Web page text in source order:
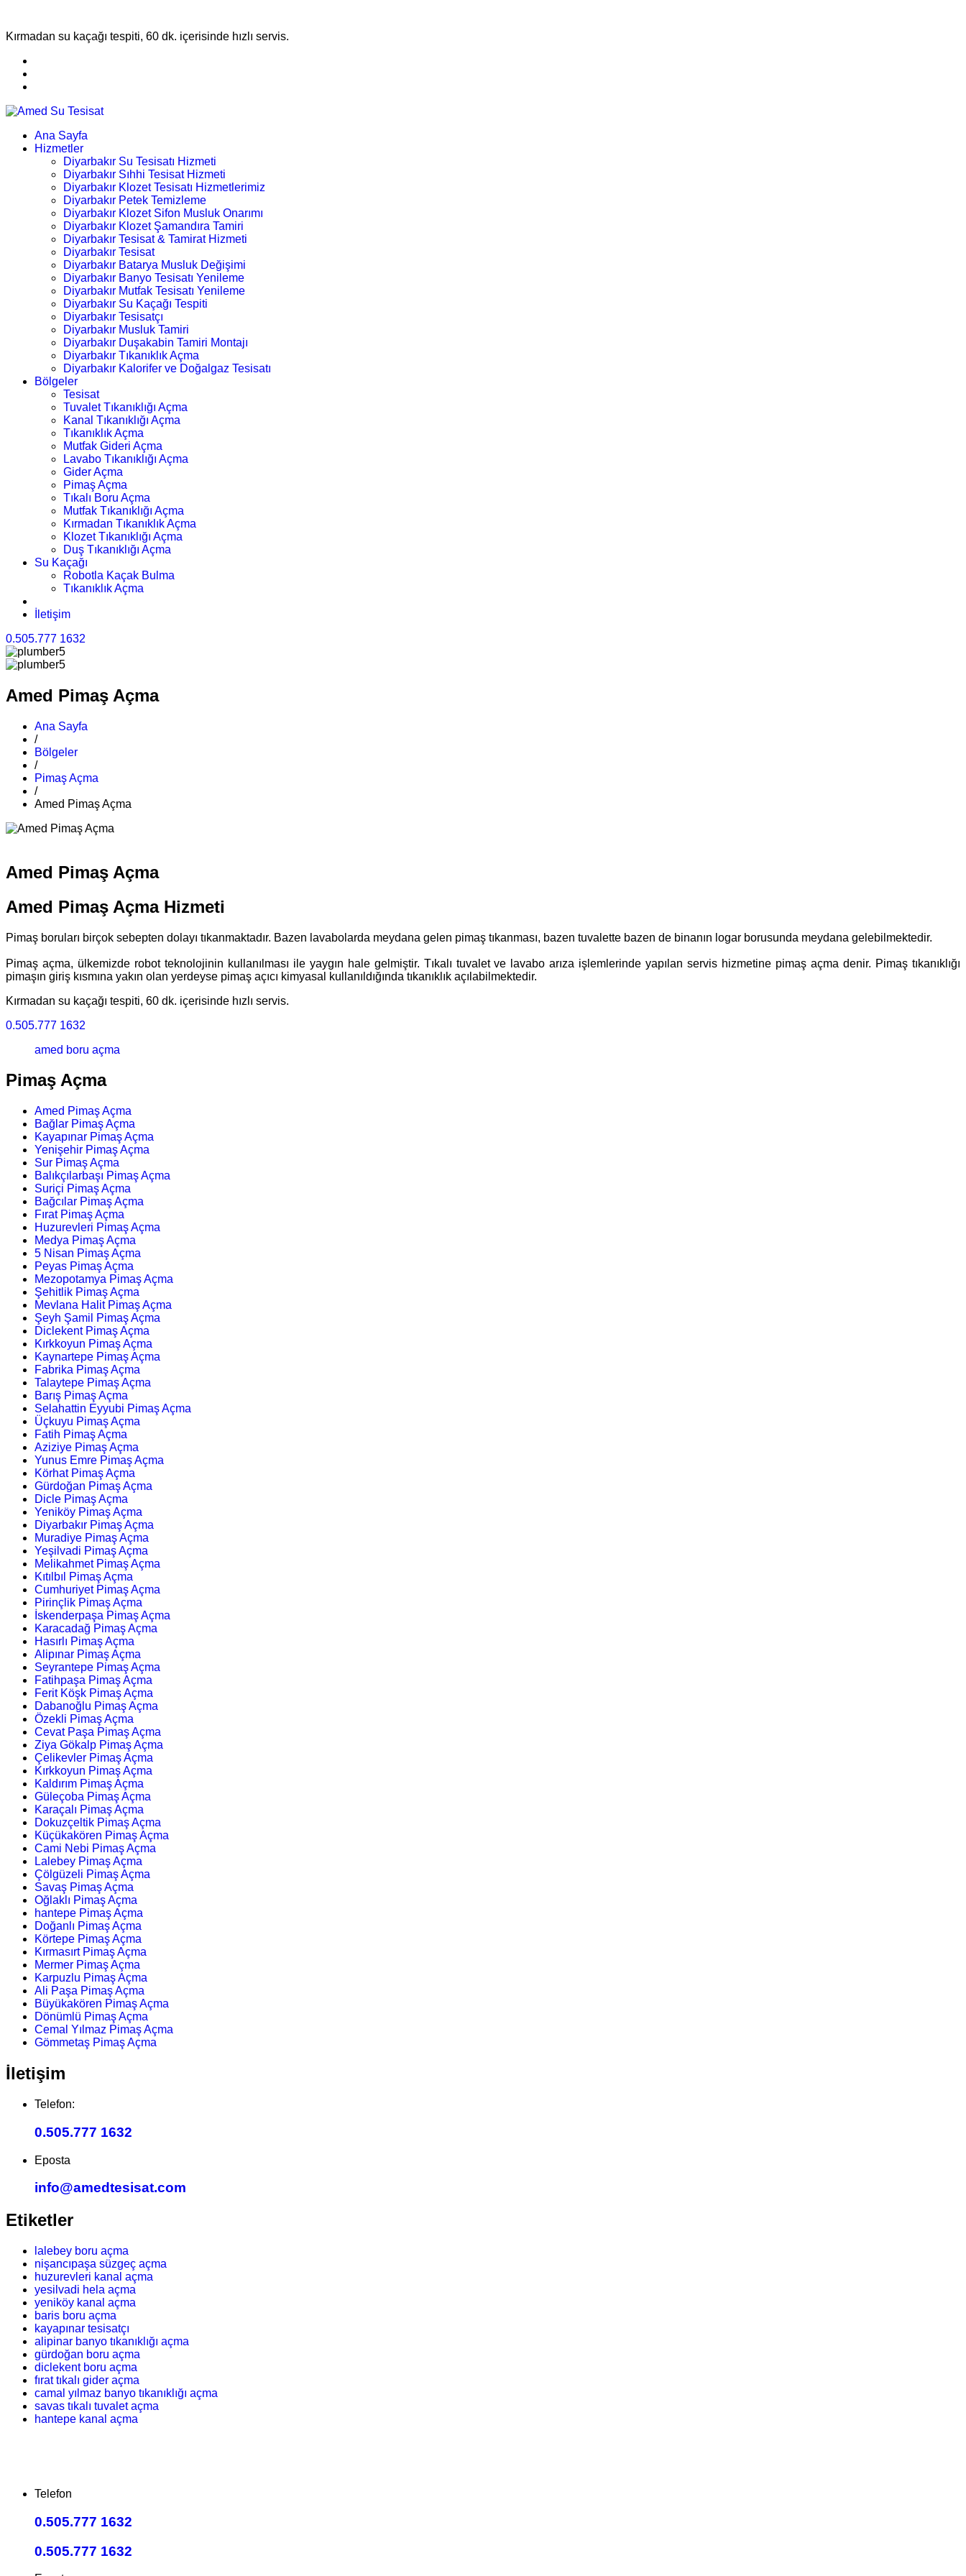
Kırmadan su kaçağı tespiti, 60 dk. içerisinde hızlı servis.
Ana Sayfa
Hizmetler
Diyarbakır Su Tesisatı Hizmeti
Diyarbakır Sıhhi Tesisat Hizmeti
Diyarbakır Klozet Tesisatı Hizmetlerimiz
Diyarbakır Petek Temizleme
Diyarbakır Klozet Sifon Musluk Onarımı
Diyarbakır Klozet Şamandıra Tamiri
Diyarbakır Tesisat & Tamirat Hizmeti
Diyarbakır Tesisat
Diyarbakır Batarya Musluk Değişimi
Diyarbakır Banyo Tesisatı Yenileme
Diyarbakır Mutfak Tesisatı Yenileme
Diyarbakır Su Kaçağı Tespiti
Diyarbakır Tesisatçı
Diyarbakır Musluk Tamiri
Diyarbakır Duşakabin Tamiri Montajı
Diyarbakır Tıkanıklık Açma
Diyarbakır Kalorifer ve Doğalgaz Tesisatı
Bölgeler
Tesisat
Tuvalet Tıkanıklığı Açma
Kanal Tıkanıklığı Açma
Tıkanıklık Açma
Mutfak Gideri Açma
Lavabo Tıkanıklığı Açma
Gider Açma
Pimaş Açma
Tıkalı Boru Açma
Mutfak Tıkanıklığı Açma
Kırmadan Tıkanıklık Açma
Klozet Tıkanıklığı Açma
Duş Tıkanıklığı Açma
Su Kaçağı
Robotla Kaçak Bulma
Tıkanıklık Açma
İletişim
0.505.777 1632
Amed Pimaş Açma
Ana Sayfa
/
Bölgeler
/
Pimaş Açma
/
Amed Pimaş Açma
Amed Pimaş Açma
Amed Pimaş Açma Hizmeti
Pimaş boruları birçok sebepten dolayı tıkanmaktadır. Bazen lavabolarda meydana gelen pimaş tıkanması, bazen tuvalette bazen de binanın logar borusunda meydana gelebilmektedir.
Pimaş açma, ülkemizde robot teknolojinin kullanılması ile yaygın hale gelmiştir. Tıkalı tuvalet ve lavabo arıza işlemlerinde yapılan servis hizmetine pimaş açma denir. Pimaş tıkanıklığı
pimaşın giriş kısmına yakın olan yerdeyse pimaş açıcı kimyasal kullanıldığında tıkanıklık açılabilmektedir.
Kırmadan su kaçağı tespiti, 60 dk. içerisinde hızlı servis.
0.505.777 1632
amed boru açma
Pimaş Açma
Amed Pimaş Açma
Bağlar Pimaş Açma
Kayapınar Pimaş Açma
Yenişehir Pimaş Açma
Sur Pimaş Açma
Balıkçılarbaşı Pimaş Açma
Suriçi Pimaş Açma
Bağcılar Pimaş Açma
Fırat Pimaş Açma
Huzurevleri Pimaş Açma
Medya Pimaş Açma
5 Nisan Pimaş Açma
Peyas Pimaş Açma
Mezopotamya Pimaş Açma
Şehitlik Pimaş Açma
Mevlana Halit Pimaş Açma
Şeyh Şamil Pimaş Açma
Diclekent Pimaş Açma
Kırkkoyun Pimaş Açma
Kaynartepe Pimaş Açma
Fabrika Pimaş Açma
Talaytepe Pimaş Açma
Barış Pimaş Açma
Selahattin Eyyubi Pimaş Açma
Üçkuyu Pimaş Açma
Fatih Pimaş Açma
Aziziye Pimaş Açma
Yunus Emre Pimaş Açma
Körhat Pimaş Açma
Gürdoğan Pimaş Açma
Dicle Pimaş Açma
Yeniköy Pimaş Açma
Diyarbakır Pimaş Açma
Muradiye Pimaş Açma
Yeşilvadi Pimaş Açma
Melikahmet Pimaş Açma
Kıtılbıl Pimaş Açma
Cumhuriyet Pimaş Açma
Pirinçlik Pimaş Açma
İskenderpaşa Pimaş Açma
Karacadağ Pimaş Açma
Hasırlı Pimaş Açma
Alipınar Pimaş Açma
Seyrantepe Pimaş Açma
Fatihpaşa Pimaş Açma
Ferit Köşk Pimaş Açma
Dabanoğlu Pimaş Açma
Özekli Pimaş Açma
Cevat Paşa Pimaş Açma
Ziya Gökalp Pimaş Açma
Çelikevler Pimaş Açma
Kırkkoyun Pimaş Açma
Kaldırım Pimaş Açma
Güleçoba Pimaş Açma
Karaçalı Pimaş Açma
Dokuzçeltik Pimaş Açma
Küçükakören Pimaş Açma
Cami Nebi Pimaş Açma
Lalebey Pimaş Açma
Çölgüzeli Pimaş Açma
Savaş Pimaş Açma
Oğlaklı Pimaş Açma
hantepe Pimaş Açma
Doğanlı Pimaş Açma
Körtepe Pimaş Açma
Kırmasırt Pimaş Açma
Mermer Pimaş Açma
Karpuzlu Pimaş Açma
Ali Paşa Pimaş Açma
Büyükakören Pimaş Açma
Dönümlü Pimaş Açma
Cemal Yılmaz Pimaş Açma
Gömmetaş Pimaş Açma
İletişim
Telefon:
0.505.777 1632
Eposta
info@amedtesisat.com
Etiketler
lalebey boru açma
nişancıpaşa süzgeç açma
huzurevleri kanal açma
yesilvadi hela açma
yeniköy kanal açma
baris boru açma
kayapınar tesisatçı
alipinar banyo tıkanıklığı açma
gürdoğan boru açma
diclekent boru açma
fırat tıkalı gider açma
camal yılmaz banyo tıkanıklığı açma
savas tıkalı tuvalet açma
hantepe kanal açma
Telefon
0.505.777 1632
0.505.777 1632